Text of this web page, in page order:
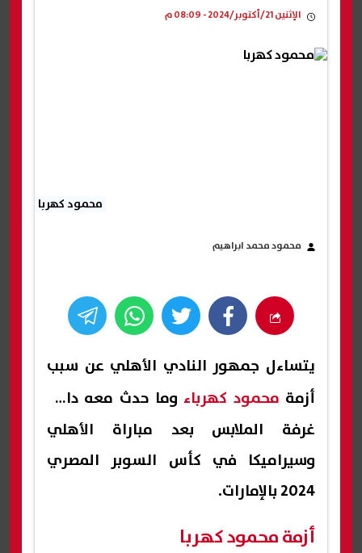
الإثنين 21/أكتوبر/2024 - 08:09 م
محمود كهربا
محمود محمد ابراهيم
يتساءل جمهور النادي الأهلي عن سبب
أزمة محمود كهرباء وما حدث معه داخل
غرفة الملابس بعد مباراة الأهلي
وسيراميكا في كأس السوبر المصري
2024 بالإمارات.
أزمة محمود كهربا